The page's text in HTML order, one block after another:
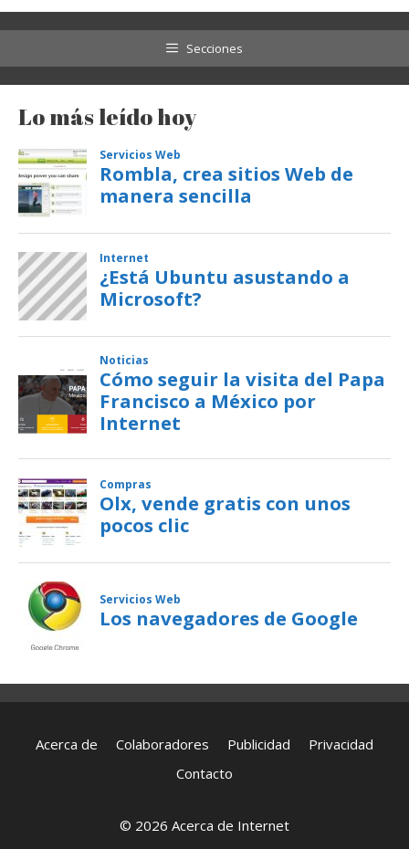
Secciones
Lo más leído hoy
Acerca de Colaboradores Publicidad
Privacidad
Contacto
© 2026 Acerca de Internet